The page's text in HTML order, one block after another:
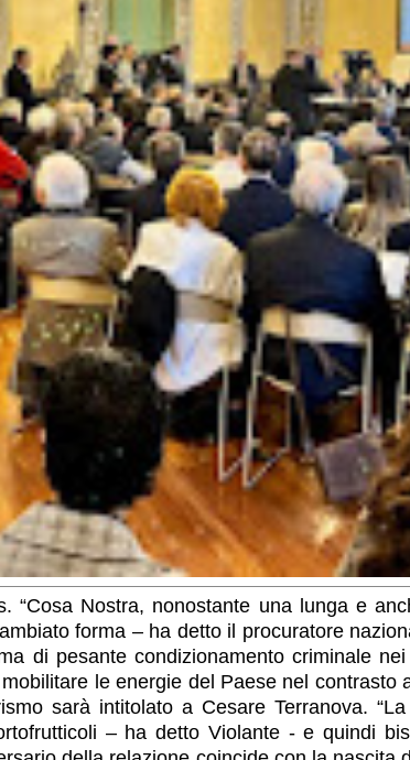
“Cosa Nostra, nonostante una lunga e
forma – ha detto il procuratore
di pesante condizionamento criminale
le energie del Paese nel
sarà intitolato a Cesare Terranova.
– ha detto Violante - e quindi